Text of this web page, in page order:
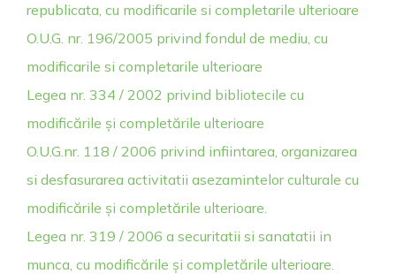
republicata, cu modificarile si completarile ulterioare
O.U.G. nr. 196/2005 privind fondul de mediu, cu
modificarile si completarile ulterioare
Legea nr. 334 / 2002 privind bibliotecile cu
modificările și completările ulterioare
O.U.G.nr. 118 / 2006 privind infiintarea, organizarea
si desfasurarea activitatii asezamintelor culturale cu
modificările și completările ulterioare.
Legea nr. 319 / 2006 a securitatii si sanatatii in
munca, cu modificările și completările ulterioare.